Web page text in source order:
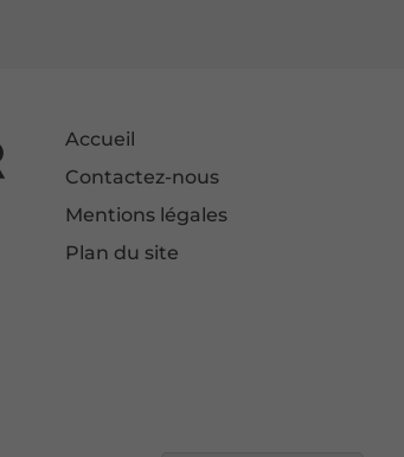
Accueil
Contactez-nous
Mentions légales
Plan du site